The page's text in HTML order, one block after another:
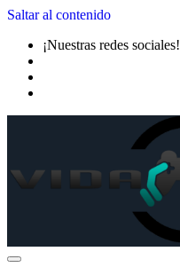
Saltar al contenido
¡Nuestras redes sociales!